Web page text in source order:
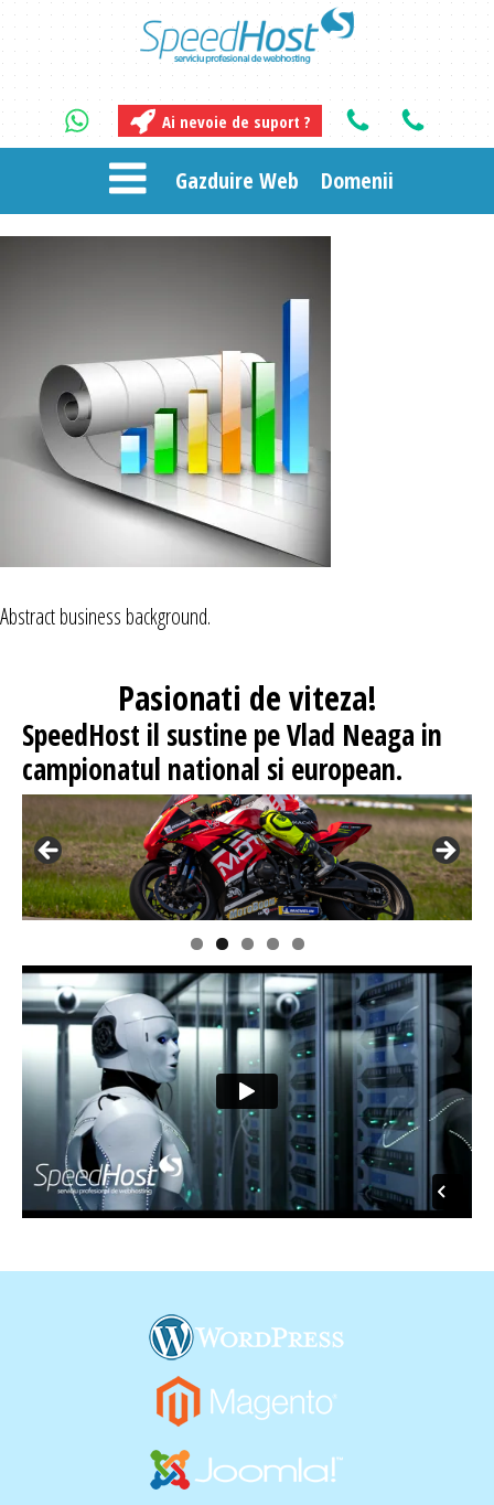
Ai nevoie de suport ?
Gazduire Web Domenii
Abstract business background.
Pasionati de viteza!
SpeedHost il sustine pe Vlad Neaga in
campionatul national si european.